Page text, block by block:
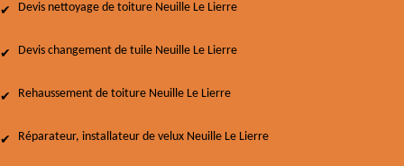
Devis nettoyage de toiture Neuille Le Lierre
Devis changement de tuile Neuille Le Lierre
Rehaussement de toiture Neuille Le Lierre
Réparateur, installateur de velux Neuille Le Lierre